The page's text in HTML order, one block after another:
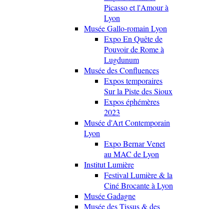
Picasso et l'Amour à
Lyon
Musée Gallo-romain Lyon
Expo En Quête de
Pouvoir de Rome à
Lugdunum
Musée des Confluences
Expos temporaires
Sur la Piste des Sioux
Expos éphémères
2023
Musée d'Art Contemporain
Lyon
Expo Bernar Venet
au MAC de Lyon
Institut Lumière
Festival Lumière & la
Ciné Brocante à Lyon
Musée Gadagne
Musée des Tissus & des